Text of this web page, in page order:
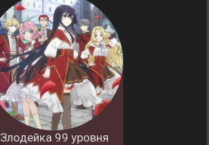
Злодейка 99 уровня